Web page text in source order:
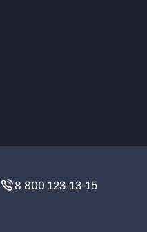
8 800 123-13-15